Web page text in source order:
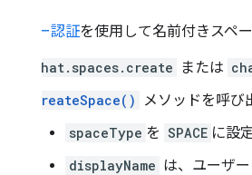
ユーザー認証を使用して名前付きスペ
chat.spaces.create または
CreateSpace()
メソッドを呼び
spaceType を SPACE に設
displayName は、ユーザ